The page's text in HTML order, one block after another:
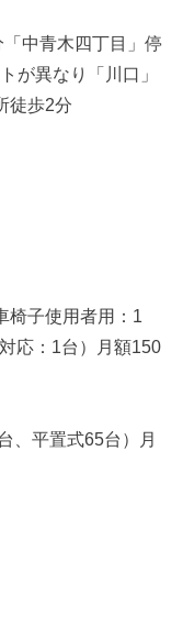
中青木四丁目」停
異なり「川口」
徒歩2分
椅子使用者用：1
応：1台）月額150
、平置式65台）月